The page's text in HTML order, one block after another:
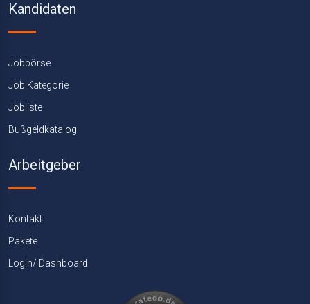
Kandidaten
Jobbörse
Job Kategorie
Jobliste
Bußgeldkatalog
Arbeitgeber
Kontakt
Pakete
Login/ Dashboard